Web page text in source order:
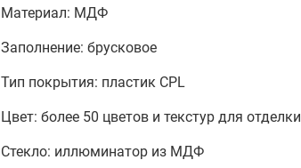
Материал: МДФ
Заполнение: брусковое
Тип покрытия: пластик CPL
Цвет: более 50 цветов и текстур для отделки
Стекло: иллюминатор из МДФ